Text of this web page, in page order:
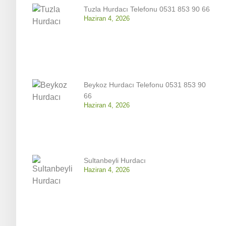
Tuzla Hurdacı Telefonu 0531 853 90 66
Haziran 4, 2026
Beykoz Hurdacı Telefonu 0531 853 90
66
Haziran 4, 2026
Sultanbeyli Hurdacı
Haziran 4, 2026